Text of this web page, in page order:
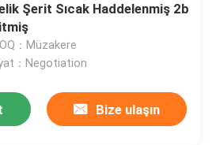
Şerit Sıcak Haddelenmiş 2b
：Müzakere
：Negotiation
Bize ulaşın